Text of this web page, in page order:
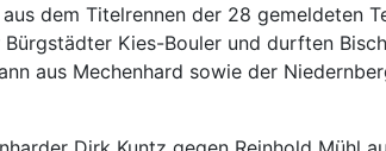
dem Titelrennen der 28 gemeldeten
Kies-Bouler und durften
aus Mechenhard sowie der